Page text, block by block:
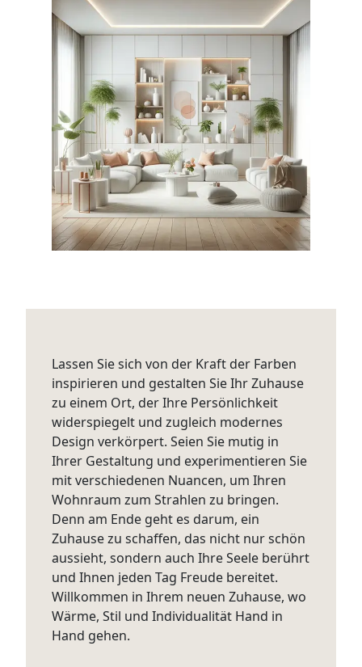
Lassen Sie sich von der Kraft der Farben
inspirieren und gestalten Sie Ihr Zuhause
zu einem Ort, der Ihre Persönlichkeit
widerspiegelt und zugleich modernes
Design verkörpert. Seien Sie mutig in
Ihrer Gestaltung und experimentieren Sie
mit verschiedenen Nuancen, um Ihren
Wohnraum zum Strahlen zu bringen.
Denn am Ende geht es darum, ein
Zuhause zu schaffen, das nicht nur schön
aussieht, sondern auch Ihre Seele berührt
und Ihnen jeden Tag Freude bereitet.
Willkommen in Ihrem neuen Zuhause, wo
Wärme, Stil und Individualität Hand in
Hand gehen.